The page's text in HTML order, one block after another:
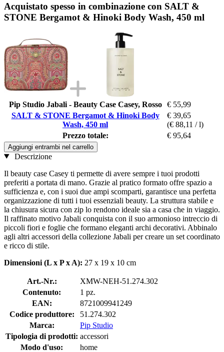
Acquistato spesso in combinazione con SALT &
STONE Bergamot & Hinoki Body Wash, 450 ml
Pip Studio Jabali - Beauty Case Casey, Rosso
€ 55,99
SALT & STONE Bergamot & Hinoki Body
Wash, 450 ml
€ 39,65
(€ 88,11 / l)
Prezzo totale:
€ 95,64
Aggiungi entrambi nel carrello
Descrizione
Il beauty case Casey ti permette di avere sempre i tuoi prodotti
preferiti a portata di mano. Grazie al pratico formato offre spazio a
sufficienza e, con i suoi due ampi scomparti, garantisce una perfetta
organizzazione di tutti i tuoi essenziali beauty. La struttura stabile e
la chiusura sicura con zip lo rendono ideale sia a casa che in viaggio.
Il raffinato motivo Jabali conquista con il suo armonioso intreccio di
piccoli fiori e foglie che formano eleganti archi decorativi. Abbinalo
agli altri accessori della collezione Jabali per creare un set coordinato
e ricco di stile.
Dimensioni (L x P x A): 27 x 19 x 10 cm
Art.-Nr.:
XMW-NEH-51.274.302
Contenuto:
1 pz.
EAN:
8721009941249
Codice produttore:
51.274.302
Marca:
Pip Studio
Tipologia di prodotti: accessori
Modo d'uso:
home